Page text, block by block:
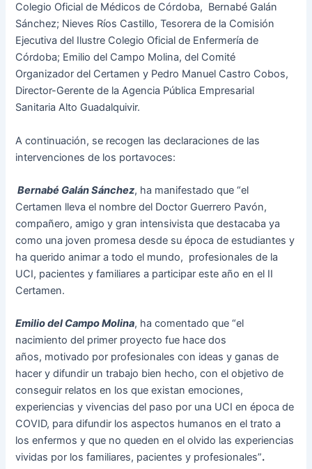
Colegio Oficial de Médicos de Córdoba, Bernabé Galán
Sánchez; Nieves Ríos Castillo, Tesorera de la Comisión
Ejecutiva del Ilustre Colegio Oficial de Enfermería de
Córdoba; Emilio del Campo Molina, del Comité
Organizador del Certamen y Pedro Manuel Castro Cobos,
Director-Gerente de la Agencia Pública Empresarial
Sanitaria Alto Guadalquivir.
A continuación, se recogen las declaraciones de las
intervenciones de los portavoces:
Bernabé Galán Sánchez, ha manifestado que “el
Certamen lleva el nombre del Doctor Guerrero Pavón,
compañero, amigo y gran intensivista que destacaba ya
como una joven promesa desde su época de estudiantes y
ha querido animar a todo el mundo, profesionales de la
UCI, pacientes y familiares a participar este año en el II
Certamen.
Emilio del Campo Molina, ha comentado que “el
nacimiento del primer proyecto fue hace dos
años, motivado por profesionales con ideas y ganas de
hacer y difundir un trabajo bien hecho, con el objetivo de
conseguir relatos en los que existan emociones,
experiencias y vivencias del paso por una UCI en época de
COVID, para difundir los aspectos humanos en el trato a
los enfermos y que no queden en el olvido las experiencias
vividas por los familiares, pacientes y profesionales”.